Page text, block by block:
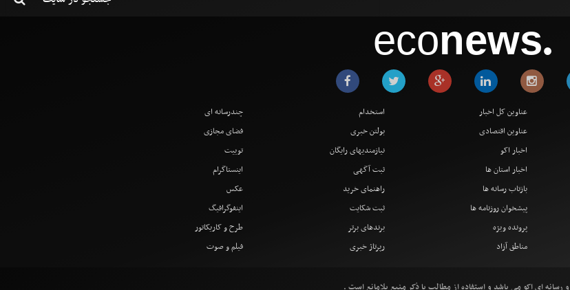
econews●
عناوین کل اخبار
عناوین اقتصادی
اخبار اکو
اخبار استان ها
بازتاب رسانه ها
پیشخوان روزنامه ها
پرونده ویژه
مناطق آزاد
استخدام
بولتن خبری
نیازمندیهای رایگان
ثبت آگهی
راهنمای خرید
ثبت شکایت
برندهای برتر
رپرتاژ خبری
چندرسانه ای
فضای مجازی
توییت
اینستاگرام
عکس
اینفوگرافیگ
طرح و کاریکاتور
فیلم و صوت
ای اکو می باشد و استفاده از مطالب با ذکر منبع بلامانع است .